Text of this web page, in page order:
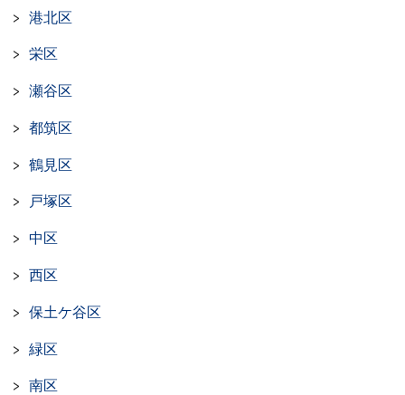
港北区
栄区
瀬谷区
都筑区
鶴見区
戸塚区
中区
西区
保土ケ谷区
緑区
南区